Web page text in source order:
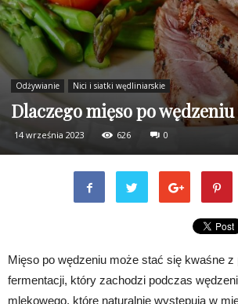
Odżywianie Nici i siatki wędliniarskie
Dlaczego mięso po
14 września 2023 626 0
Mięso po wędzeniu może stać się kwaśne z
fermentacji, który zachodzi podczas
mlekowego, które naturalnie występują w